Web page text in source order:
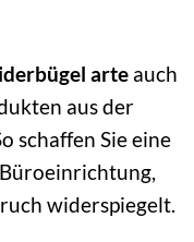
arte auch
aus der
schaffen Sie eine
widerspiegelt.